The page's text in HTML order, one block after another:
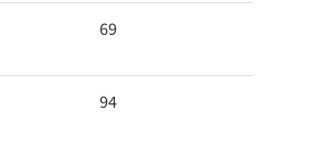
69
94